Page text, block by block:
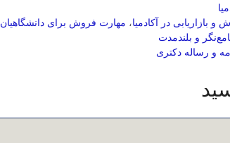
و بازاریابی در آکادمیا، مهارت فروش برای دانشگاهیان
و بلندمدت
و رساله دکتری